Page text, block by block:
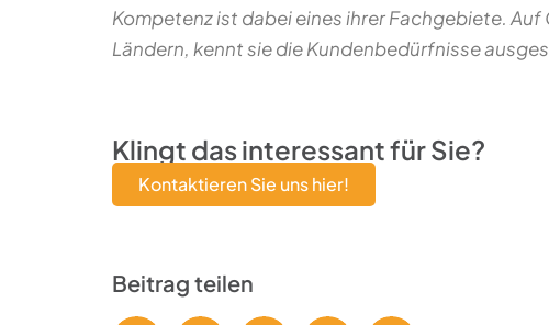
Kompetenz ist dabei eines ihrer Fachgebiete.
Ländern, kennt sie die Kundenbedürfnisse
Klingt das interessant für Sie?
Kontaktieren Sie uns hier!
Beitrag teilen